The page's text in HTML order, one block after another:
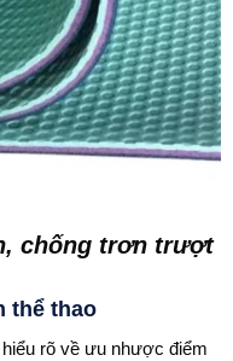
chống trơn trượt
thể thao
rõ về ưu nhược điểm